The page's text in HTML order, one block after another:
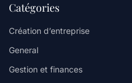
Catégories
Création d’entreprise
General
Gestion et finances